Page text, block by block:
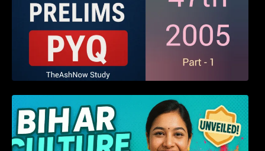
हम बिहारवासी: भाषाओं व संस्कृतियों की धरोहर “हमारा
बिहार”